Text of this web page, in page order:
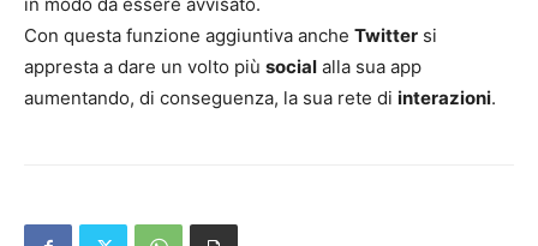
Con questa funzione aggiuntiva anche Twitter si
appresta a dare un volto più social alla sua app
aumentando, di conseguenza, la sua rete di interazioni.